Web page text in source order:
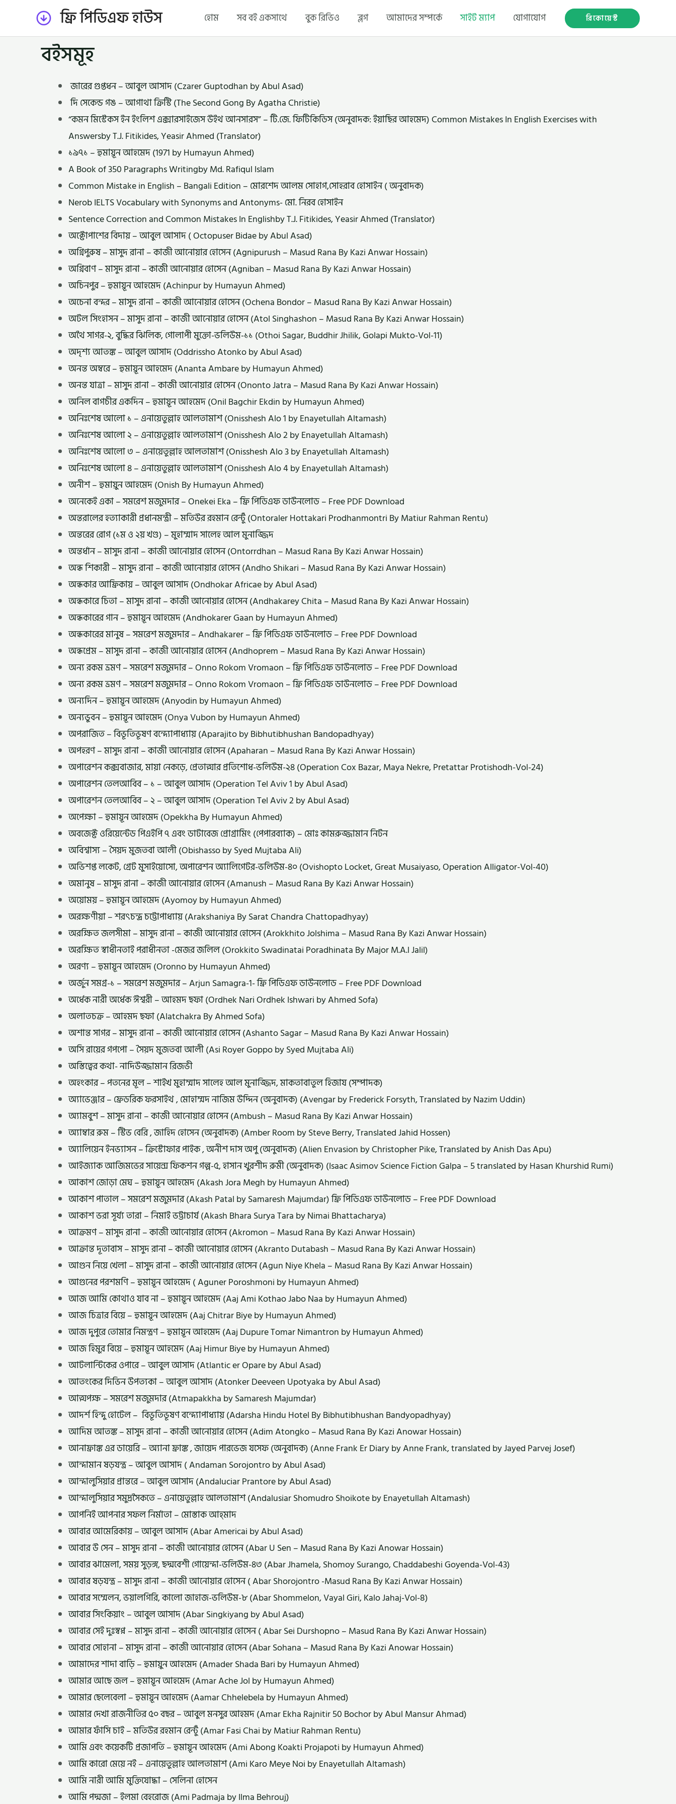
content
ফ্রি পিডিএফ হাউস হোম সব বই একসাথে বুক রিভিও ব্লগ আমাদের সম্পর্কে সাইট ম্যাপ যোগাযোগ রিকোয়েস্ট
বইসমূহ
জারের গুপ্তধন – আবুল আসাদ (Czarer Guptodhan by Abul Asad)
দি সেকেন্ড গঙ – আগাথা ক্রিস্টি (The Second Gong By Agatha Christie)
“কমন মিস্টেকস ইন ইংলিশ এক্সারসাইজেস উইথ আনসারস” – টি.জে. ফিটিকিডিস (অনুবাদক: ইয়াছির আহমেদ) Common Mistakes In English Exercises with
Answersby T.J. Fitikides, Yeasir Ahmed (Translator)
১৯৭১ – হুমায়ূন আহমেদ (1971 by Humayun Ahmed)
A Book of 350 Paragraphs Writingby Md. Rafiqul Islam
Common Mistake in English – Bangali Edition – মোরশেদ আলম সোহাগ,সোহরাব হোসাইন ( অনুবাদক)
Nerob IELTS Vocabulary with Synonyms and Antonyms- মো. নিরব হোসাইন
Sentence Correction and Common Mistakes In Englishby T.J. Fitikides, Yeasir Ahmed (Translator)
অক্টোপাশের বিদায় – আবুল আসাদ ( Octopuser Bidae by Abul Asad)
অগ্নিপুরুষ – মাসুদ রানা – কাজী আনোয়ার হোসেন (Agnipurush – Masud Rana By Kazi Anwar Hossain)
অগ্নিবাণ – মাসুদ রানা – কাজী আনোয়ার হোসেন (Agniban – Masud Rana By Kazi Anwar Hossain)
অচিনপুর – হুমায়ূন আহমেদ (Achinpur by Humayun Ahmed)
অচেনা বন্দর – মাসুদ রানা – কাজী আনোয়ার হোসেন (Ochena Bondor – Masud Rana By Kazi Anwar Hossain)
অটল সিংহাসন – মাসুদ রানা – কাজী আনোয়ার হোসেন (Atol Singhashon – Masud Rana By Kazi Anwar Hossain)
অথৈ সাগর-২, বুদ্ধির ঝিলিক, গোলাপী মুক্তো-ভলিউম-১১ (Othoi Sagar, Buddhir Jhilik, Golapi Mukto-Vol-11)
অদৃশ্য আতঙ্ক – আবুল আসাদ (Oddrissho Atonko by Abul Asad)
অনন্ত অম্বরে – হুমায়ূন আহমেদ (Ananta Ambare by Humayun Ahmed)
অনন্ত যাত্রা – মাসুদ রানা – কাজী আনোয়ার হোসেন (Ononto Jatra – Masud Rana By Kazi Anwar Hossain)
অনিল বাগচীর একদিন – হুমায়ূন আহমেদ (Onil Bagchir Ekdin by Humayun Ahmed)
অনিঃশেষ আলো ১ – এনায়েতুল্লাহ আলতামাশ (Onisshesh Alo 1 by Enayetullah Altamash)
অনিঃশেষ আলো ২ – এনায়েতুল্লাহ আলতামাশ (Onisshesh Alo 2 by Enayetullah Altamash)
অনিঃশেষ আলো ৩ – এনায়েতুল্লাহ আলতামাশ (Onisshesh Alo 3 by Enayetullah Altamash)
অনিঃশেষ আলো ৪ – এনায়েতুল্লাহ আলতামাশ (Onisshesh Alo 4 by Enayetullah Altamash)
অনীশ – হুমায়ুন আহমেদ (Onish By Humayun Ahmed)
অনেকেই একা – সমরেশ মজুমদার – Onekei Eka – ফ্রি পিডিএফ ডাউনলোড – Free PDF Download
অন্তরালের হত্যাকারী প্রধানমন্ত্রী – মতিউর রহমান রেন্টুঁ (Ontoraler Hottakari Prodhanmontri By Matiur Rahman Rentu)
অন্তরের রোগ (১ম ও ২য় খণ্ড) – মুহাম্মাদ সালেহ আল মুনাজ্জিদ
অন্তর্ধান – মাসুদ রানা – কাজী আনোয়ার হোসেন (Ontorrdhan – Masud Rana By Kazi Anwar Hossain)
অন্ধ শিকারী – মাসুদ রানা – কাজী আনোয়ার হোসেন (Andho Shikari – Masud Rana By Kazi Anwar Hossain)
অন্ধকার আফ্রিকায় – আবুল আসাদ (Ondhokar Africae by Abul Asad)
অন্ধকারে চিতা – মাসুদ রানা – কাজী আনোয়ার হোসেন (Andhakarey Chita – Masud Rana By Kazi Anwar Hossain)
অন্ধকারের গান – হুমায়ূন আহমেদ (Andhokarer Gaan by Humayun Ahmed)
অন্ধকারের মানুষ – সমরেশ মজুমদার – Andhakarer – ফ্রি পিডিএফ ডাউনলোড – Free PDF Download
অন্ধপ্রেম – মাসুদ রানা – কাজী আনোয়ার হোসেন (Andhoprem – Masud Rana By Kazi Anwar Hossain)
অন্য রকম ভ্রমণ – সমরেশ মজুমদার – Onno Rokom Vromaon – ফ্রি পিডিএফ ডাউনলোড – Free PDF Download
অন্য রকম ভ্রমণ – সমরেশ মজুমদার – Onno Rokom Vromaon – ফ্রি পিডিএফ ডাউনলোড – Free PDF Download
অন্যদিন – হুমায়ূন আহমেদ (Anyodin by Humayun Ahmed)
অন্যভুবন – হুমায়ূন আহমেদ (Onya Vubon by Humayun Ahmed)
অপরাজিত – বিভূতিভূষণ বন্দ্যোপাধ্যায় (Aparajito by Bibhutibhushan Bandopadhyay)
অপহরণ – মাসুদ রানা – কাজী আনোয়ার হোসেন (Apaharan – Masud Rana By Kazi Anwar Hossain)
অপারেশন কক্সবাজার, মায়া নেকড়ে, প্রেতাত্মার প্রতিশোধ-ভলিউম-২৪ (Operation Cox Bazar, Maya Nekre, Pretattar Protishodh-Vol-24)
অপারেশন তেলআবিব – ১ – আবুল আসাদ (Operation Tel Aviv 1 by Abul Asad)
অপারেশন তেলআবিব – ২ – আবুল আসাদ (Operation Tel Aviv 2 by Abul Asad)
অপেক্ষা – হুমায়ূন আহমেদ (Opekkha By Humayun Ahmed)
অবজেক্ট ওরিয়েন্টেড পিএইপি ৭ এবং ডাটাবেজ প্রোগ্রামিং (পেপারব্যাক) – মোঃ কামরুজ্জামান নিটন
অবিশ্বাস্য – সৈয়দ মুজতবা আলী (Obishasso by Syed Mujtaba Ali)
অভিশপ্ত লকেট, গ্রেট মুসাইয়োসো, অপারেশন অ্যালিগেটর-ভলিউম-৪০ (Ovishopto Locket, Great Musaiyaso, Operation Alligator-Vol-40)
অমানুষ – মাসুদ রানা – কাজী আনোয়ার হোসেন (Amanush – Masud Rana By Kazi Anwar Hossain)
অয়োময় – হুমায়ূন আহমেদ (Ayomoy by Humayun Ahmed)
অরক্ষণীয়া – শরৎচন্দ্র চট্টোপাধ্যায় (Arakshaniya By Sarat Chandra Chattopadhyay)
অরক্ষিত জলসীমা – মাসুদ রানা – কাজী আনোয়ার হোসেন (Arokkhito Jolshima – Masud Rana By Kazi Anwar Hossain)
অরক্ষিত স্বাধীনতাই পরাধীনতা -মেজর জলিল (Orokkito Swadinatai Poradhinata By Major M.A.l Jalil)
অরণ্য – হুমায়ূন আহমেদ (Oronno by Humayun Ahmed)
অর্জুন সমগ্র-১ – সমরেশ মজুমদার – Arjun Samagra-1- ফ্রি পিডিএফ ডাউনলোড – Free PDF Download
অর্ধেক নারী অর্ধেক ঈশ্বরী – আহমদ ছফা (Ordhek Nari Ordhek Ishwari by Ahmed Sofa)
অলাতচক্র – আহমদ ছফা (Alatchakra By Ahmed Sofa)
অশান্ত সাগর – মাসুদ রানা – কাজী আনোয়ার হোসেন (Ashanto Sagar – Masud Rana By Kazi Anwar Hossain)
অসি রায়ের গপপো – সৈয়দ মুজতবা আলী (Asi Royer Goppo by Syed Mujtaba Ali)
অস্তিত্বের কথা- নাদিউজ্জামান রিজভী
অহংকার – পতনের মূল – শাইখ মুহাম্মাদ সালেহ আল মুনাজ্জিদ, মাকতাবাতুল হিজায (সম্পাদক)
অ্যাভেঞ্জার – ফ্রেডরিক ফরসাইথ , মোহাম্মদ নাজিম উদ্দিন (অনুবাদক) (Avengar by Frederick Forsyth, Translated by Nazim Uddin)
অ্যামবুশ – মাসুদ রানা – কাজী আনোয়ার হোসেন (Ambush – Masud Rana By Kazi Anwar Hossain)
অ্যাম্বার রুম – স্টিভ বেরি , জাহিদ হোসেন (অনুবাদক) (Amber Room by Steve Berry, Translated Jahid Hossen)
অ্যালিয়েন ইনভ্যাসন – ক্রিস্টোফার পাইক , অনীশ দাস অপু (অনুবাদক) (Alien Envasion by Christopher Pike, Translated by Anish Das Apu)
আইজ্যাক আজিমভের সায়েন্স ফিকশন গল্প-৫, হাসান খুরশীদ রুমী (অনুবাদক) (Isaac Asimov Science Fiction Galpa – 5 translated by Hasan Khurshid Rumi)
আকাশ জোড়া মেঘ – হুমায়ূন আহমেদ (Akash Jora Megh by Humayun Ahmed)
আকাশ পাতাল – সমরেশ মজুমদার (Akash Patal by Samaresh Majumdar) ফ্রি পিডিএফ ডাউনলোড – Free PDF Download
আকাশ ভরা সূর্য্য তারা – নিমাই ভট্টাচার্য (Akash Bhara Surya Tara by Nimai Bhattacharya)
আক্রমণ – মাসুদ রানা – কাজী আনোয়ার হোসেন (Akromon – Masud Rana By Kazi Anwar Hossain)
আক্রান্ত দূতাবাস – মাসুদ রানা – কাজী আনোয়ার হোসেন (Akranto Dutabash – Masud Rana By Kazi Anwar Hossain)
আগুন নিয়ে খেলা – মাসুদ রানা – কাজী আনোয়ার হোসেন (Agun Niye Khela – Masud Rana By Kazi Anwar Hossain)
আগুনের পরশমণি – হুমায়ূন আহমেদ ( Aguner Poroshmoni by Humayun Ahmed)
আজ আমি কোথাও যাব না – হুমায়ূন আহমেদ (Aaj Ami Kothao Jabo Naa by Humayun Ahmed)
আজ চিত্রার বিয়ে – হুমায়ূন আহমেদ (Aaj Chitrar Biye by Humayun Ahmed)
আজ দুপুরে তোমার নিমন্ত্রণ – হুমায়ূন আহমেদ (Aaj Dupure Tomar Nimantron by Humayun Ahmed)
আজ হিমুর বিয়ে – হুমায়ূন আহমেদ (Aaj Himur Biye by Humayun Ahmed)
আটলান্টিকের ওপারে – আবুল আসাদ (Atlantic er Opare by Abul Asad)
আতংকের দিভিন উপত্যকা – আবুল আসাদ (Atonker Deeveen Upotyaka by Abul Asad)
আত্মপক্ষ – সমরেশ মজুমদার (Atmapakkha by Samaresh Majumdar)
আদর্শ হিন্দু হোটেল – বিভূতিভূষণ বন্দ্যোপাধ্যায় (Adarsha Hindu Hotel By Bibhutibhushan Bandyopadhyay)
আদিম আতঙ্ক – মাসুদ রানা – কাজী আনোয়ার হোসেন (Adim Atongko – Masud Rana By Kazi Anowar Hossain)
আনাফ্রাঙ্ক এর ডায়েরি – অ্যানা ফ্রাঙ্ক , জায়েদ পারভেজ যসেফ (অনুবাদক) (Anne Frank Er Diary by Anne Frank, translated by Jayed Parvej Josef)
আন্দামান ষড়যন্ত্র – আবুল আসাদ ( Andaman Sorojontro by Abul Asad)
আন্দালুসিয়ার প্রান্তরে – আবুল আসাদ (Andaluciar Prantore by Abul Asad)
আন্দালুসিয়ার সমুদ্রসৈকতে – এনায়েতুল্লাহ আলতামাশ (Andalusiar Shomudro Shoikote by Enayetullah Altamash)
আপনিই আপনার সফল নির্মাতা – মোস্তাক আহ্‌মাদ
আবার আমেরিকায় – আবুল আসাদ (Abar Americai by Abul Asad)
আবার উ সেন – মাসুদ রানা – কাজী আনোয়ার হোসেন (Abar U Sen – Masud Rana By Kazi Anowar Hossain)
আবার ঝামেলা, সময় সুড়ঙ্গ, ছদ্মবেশী গোয়েন্দা-ভলিউম-৪৩ (Abar Jhamela, Shomoy Surango, Chaddabeshi Goyenda-Vol-43)
আবার ষড়যন্ত্র – মাসুদ রানা – কাজী আনোয়ার হোসেন ( Abar Shorojontro -Masud Rana By Kazi Anwar Hossain)
আবার সম্মেলন, ভয়ালগিরি, কালো জাহাজ-ভলিউম-৮ (Abar Shommelon, Vayal Giri, Kalo Jahaj-Vol-8)
আবার সিংকিয়াং – আবুল আসাদ (Abar Singkiyang by Abul Asad)
আবার সেই দুঃস্বপ্ন – মাসুদ রানা – কাজী আনোয়ার হোসেন ( Abar Sei Durshopno – Masud Rana By Kazi Anwar Hossain)
আবার সোহানা – মাসুদ রানা – কাজী আনোয়ার হোসেন (Abar Sohana – Masud Rana By Kazi Anowar Hossain)
আমাদের শাদা বাড়ি – হুমায়ুন আহমেদ (Amader Shada Bari by Humayun Ahmed)
আমার আছে জল – হুমায়ূন আহমেদ (Amar Ache Jol by Humayun Ahmed)
আমার ছেলেবেলা – হুমায়ূন আহমেদ (Aamar Chhelebela by Humayun Ahmed)
আমার দেখা রাজনীতির ৫০ বছর – আবুল মনসুর আহমদ (Amar Ekha Rajnitir 50 Bochor by Abul Mansur Ahmad)
আমার ফাঁসি চাই – মতিউর রহমান রেন্টুঁ (Amar Fasi Chai by Matiur Rahman Rentu)
আমি এবং কয়েকটি প্রজাপতি – হুমায়ূন আহমেদ (Ami Abong Koakti Projapoti by Humayun Ahmed)
আমি কারো মেয়ে নই – এনায়েতুল্লাহ আলতামাশ (Ami Karo Meye Noi by Enayetullah Altamash)
আমি নারী আমি মুক্তিযোদ্ধা – সেলিনা হোসেন
আমি পদ্মজা – ইলমা বেহরোজ (Ami Padmaja by Ilma Behrouj)